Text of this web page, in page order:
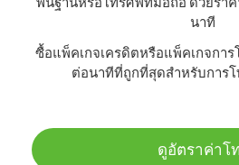
นาที
ซื้อแพ็คเกจเครดิตหรือแพ็คเกจการ
ต่อนาทีที่ถูกที่สุดสำหรับการ
ดูอัตราค่าโ